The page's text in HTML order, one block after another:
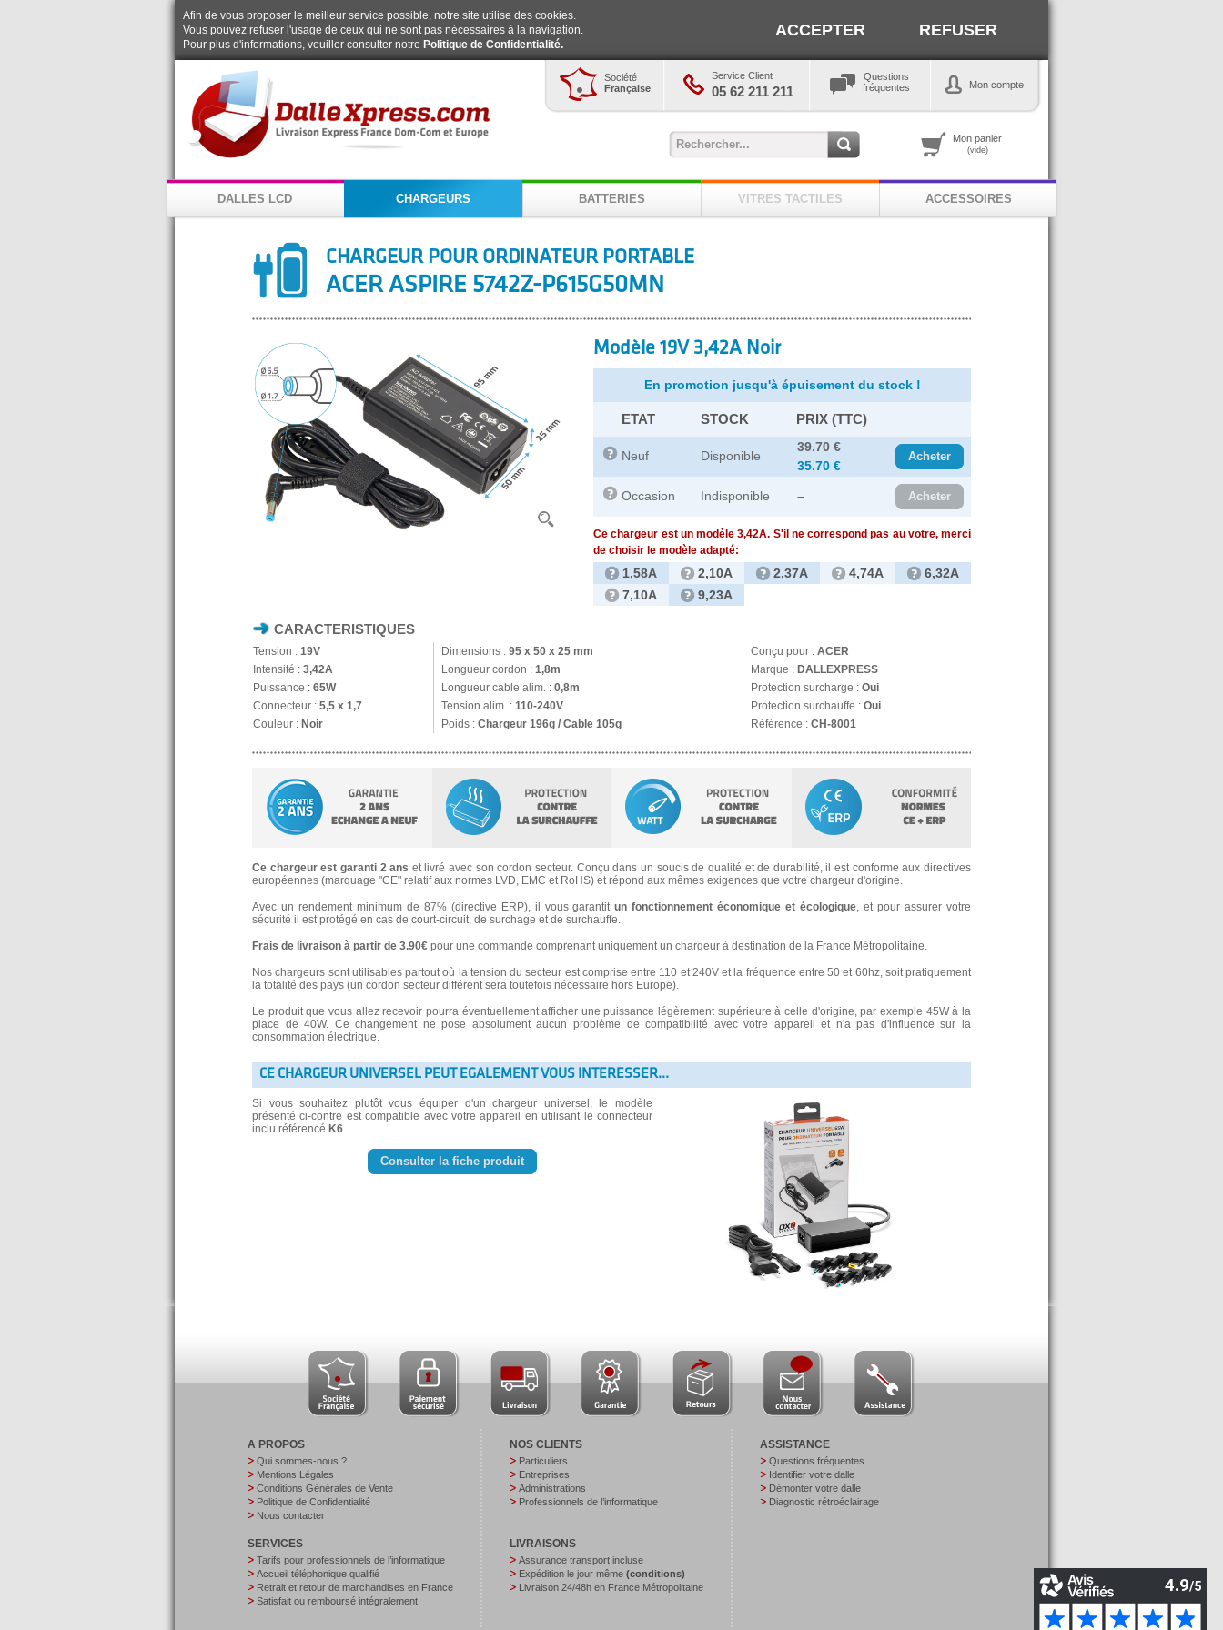
Afin de vous proposer le meilleur service possible, notre site utilise des cookies.
Vous pouvez refuser l'usage de ceux qui ne sont pas nécessaires à la navigation.
Pour plus d'informations, veuiller consulter notre Politique de Confidentialité.
ACCEPTER REFUSER
Société
Française
Service Client
05 62 211 211
Questions
fréquentes
Mon compte
Mon panier
(vide)
DALLES LCD CHARGEURS BATTERIES VITRES TACTILES ACCESSOIRES
CHARGEUR POUR ORDINATEUR PORTABLE
ACER ASPIRE 5742Z-P615G50MN
Modèle 19V 3,42A Noir
En promotion jusqu'à épuisement du stock !
ETAT STOCK PRIX (TTC)
Neuf Disponible
39.70 €
35.70 €
Acheter
Occasion Indisponible – Acheter
Ce chargeur est un modèle 3,42A. S'il ne correspond pas au votre, merci
de choisir le modèle adapté:
1,58A 2,10A 2,37A 4,74A
6,32A
7,10A
9,23A
CARACTERISTIQUES
Tension : 19V Dimensions : 95 x 50 x 25 mm Conçu pour : ACER
Intensité : 3,42A Longueur cordon : 1,8m Marque : DALLEXPRESS
Puissance : 65W Longueur cable alim. : 0,8m Protection surcharge : Oui
Connecteur : 5,5 x 1,7 Tension alim. : 110-240V Protection surchauffe : Oui
Couleur : Noir Poids : Chargeur 196g / Cable 105g Référence : CH-8001
Ce chargeur est garanti 2 ans et livré avec son cordon secteur. Conçu dans un soucis de qualité et de durabilité, il est conforme aux directives
européennes (marquage "CE" relatif aux normes LVD, EMC et RoHS) et répond aux mêmes exigences que votre chargeur d'origine.
Avec un rendement minimum de 87% (directive ERP), il vous garantitun fonctionnement économique et écologique, et pour assurer votre
sécurité il est protégé en cas de court-circuit, de surchage et de surchauffe.
Frais de livraison à partir de 3.90€ pour une commande comprenant uniquement un chargeur à destination de la France Métropolitaine.
Nos chargeurs sont utilisables partout où la tension du secteur est comprise entre 110 et 240V et la fréquence entre 50 et 60hz, soit pratiquement
la totalité des pays (un cordon secteur différent sera toutefois nécessaire hors Europe).
Le produit que vous allez recevoir pourra éventuellement afficher une puissance légèrement supérieure à celle d'origine, par exemple 45W à la
place de 40W. Ce changement ne pose absolument aucun problème de compatibilité avec votre appareil et n'a pas d'influence sur la
consommation électrique.
CE CHARGEUR UNIVERSEL PEUT EGALEMENT VOUS INTERESSER...
Si vous souhaitez plutôt vous équiper d'un chargeur universel, le modèle
présenté ci-contre est compatible avec votre appareil en utilisant le connecteur
inclu référencé K6.
Consulter la fiche produit
A PROPOS
Qui sommes-nous ?
Mentions Légales
Conditions Générales de Vente
Politique de Confidentialité
Nous contacter
SERVICES
Tarifs pour professionnels de l’informatique
Accueil téléphonique qualifié
Retrait et retour de marchandises en France
Satisfait ou remboursé intégralement
NOS CLIENTS
Particuliers
Entreprises
Administrations
Professionnels de l’informatique
LIVRAISONS
Assurance transport incluse
Expédition le jour même (conditions)
Livraison 24/48h en France Métropolitaine
ASSISTANCE
Questions fréquentes
Identifier votre dalle
Démonter votre dalle
Diagnostic rétroéclairage